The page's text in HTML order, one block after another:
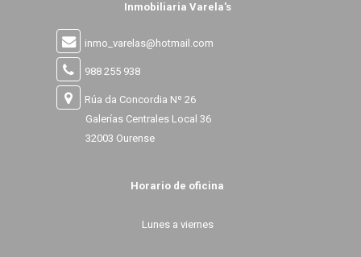
Inmobiliaria Varela's
inmo_varelas@hotmail.com
988 255 938
Rúa da Concordia Nº 26
Galerías Centrales Local 36
32003 Ourense
Horario de oficina
Lunes a viernes